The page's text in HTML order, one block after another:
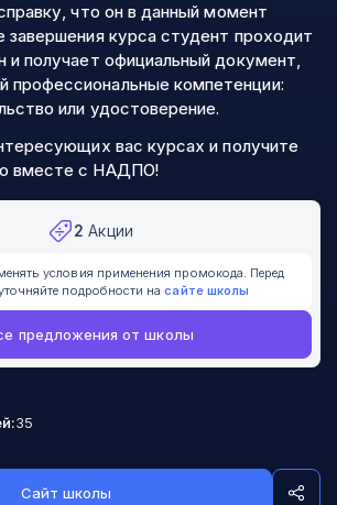
что он в данный момент
завершения курса студент проходит
и получает официальный документ,
компетенции:
или удостоверение.
вас курсах и получите
вместе с НАДПО!
2 Акции
условия применения промокода. Перед
подробности на сайте школы
предложения от школы
35
Сайт школы